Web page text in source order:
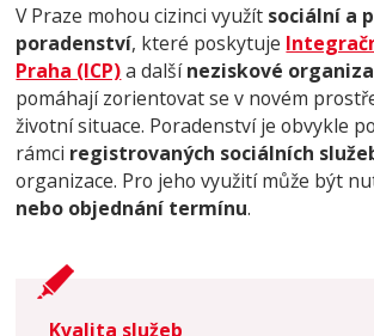
V Praze mohou cizinci využít sociální a
poradenství, které poskytuje
Praha (ICP)a dalšíneziskové
pomáhají zorientovat se v novém
životní situace. Poradenství je obvykle
rámci registrovaných sociálních
organizace. Pro jeho využití může být
nebo objednání termínu.
Kvalita služeb